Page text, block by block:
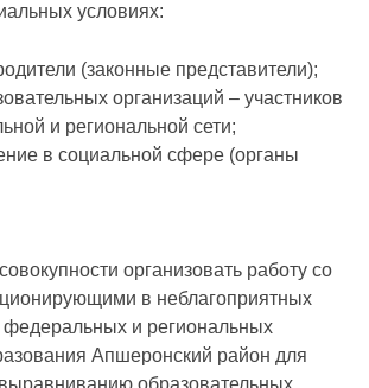
условиях:
(законные представители);
организаций – участников
и региональной сети;
в социальной сфере (органы
организовать работу со
в неблагоприятных
федеральных и региональных
Апшеронский район для
образовательных